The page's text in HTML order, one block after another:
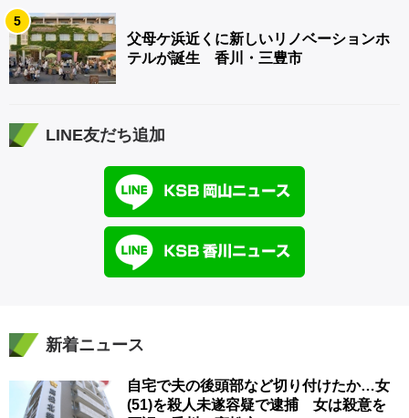
5
父母ケ浜近くに新しいリノベーションホ
テルが誕生 香川・三豊市
LINE友だち追加
新着ニュース
自宅で夫の後頭部など切り付けたか…女
(51)を殺人未遂容疑で逮捕 女は殺意を